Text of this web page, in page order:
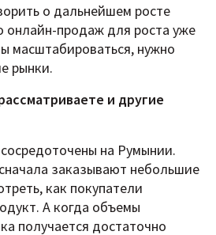
о дальнейшем росте
онлайн-продаж для роста уже
масштабироваться, нужно
рынки.
и другие
на Румынии.
заказывают небольшие
как покупатели
А когда объемы
получается достаточно